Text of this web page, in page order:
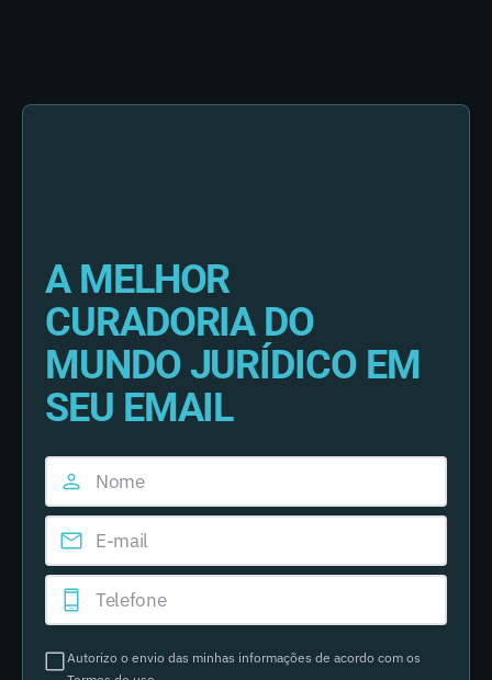
A MELHOR
CURADORIA DO
MUNDO JURÍDICO EM
SEU EMAIL
Autorizo o envio das minhas informações de acordo com os